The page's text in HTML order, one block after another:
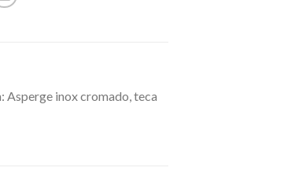
Asperge inox cromado, teca